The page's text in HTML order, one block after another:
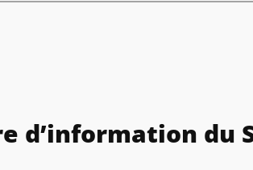
d’information du